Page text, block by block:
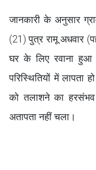
जानकारी के अनुसार
(21) पुत्र रामू अधवार
घर के लिए रवाना हुआ
परिस्थितियों में लापता
को तलाशने का
अतापता नहीं चला।